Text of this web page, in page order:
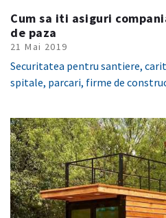
Cum sa iti asiguri
de paza
21 Mai 2019
Securitatea pentru santiere,
spitale, parcari, firme de